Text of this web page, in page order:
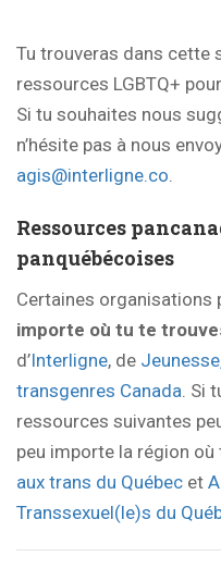
Tu trouveras dans cette
ressources LGBTQ+
Si tu souhaites nous
n’hésite pas à nous
agis@interligne.co.
Ressources
panquébécoises
Certaines organisations
importe où tu te
d’Interligne, de
transgenres Canada. Si
ressources suivantes
peu importe la région où
aux trans du Québec et
Transsexuel(le)s du